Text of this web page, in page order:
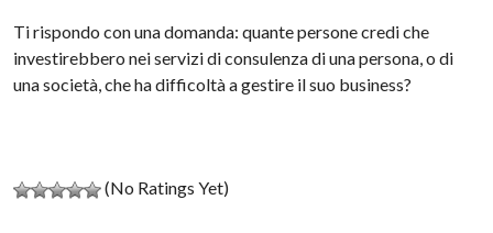
Ti rispondo con una domanda: quante persone credi che
investirebbero nei servizi di consulenza di una persona, o di
una società, che ha difficoltà a gestire il suo business?
(No Ratings Yet)